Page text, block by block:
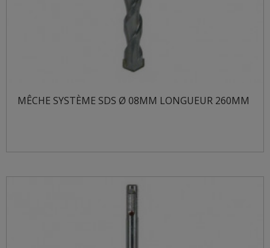
MÊCHE SYSTÈME SDS Ø 08MM LONGUEUR 260MM